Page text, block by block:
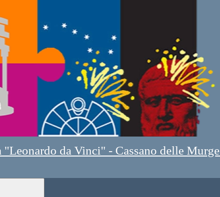
"Leonardo da Vinci" - Cassano delle Murge